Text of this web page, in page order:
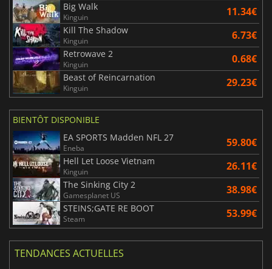
Big Walk
Kinguin 11.34€
Kill The Shadow
Kinguin 6.73€
Retrowave 2
Kinguin 0.68€
Beast of Reincarnation
Kinguin 29.23€
BIENTÔT DISPONIBLE
EA SPORTS Madden NFL 27
Eneba 59.80€
Hell Let Loose Vietnam
Kinguin 26.11€
The Sinking City 2
Gamesplanet US 38.98€
STEINS;GATE RE BOOT
Steam 53.99€
TENDANCES ACTUELLES